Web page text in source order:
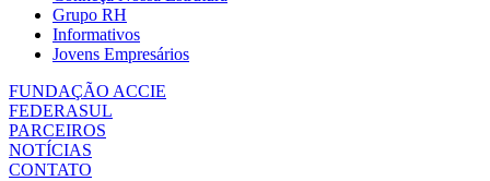
Grupo RH
Informativos
Jovens Empresários
FUNDAÇÃO ACCIE
FEDERASUL
PARCEIROS
NOTÍCIAS
CONTATO